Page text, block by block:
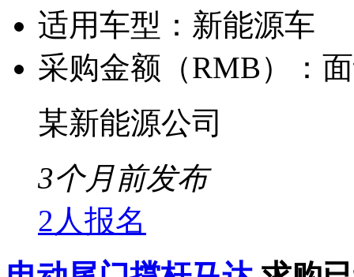
适用车型： 新能源车
采购金额（RMB）：
某新能源公司
3个月前发布
2人报名